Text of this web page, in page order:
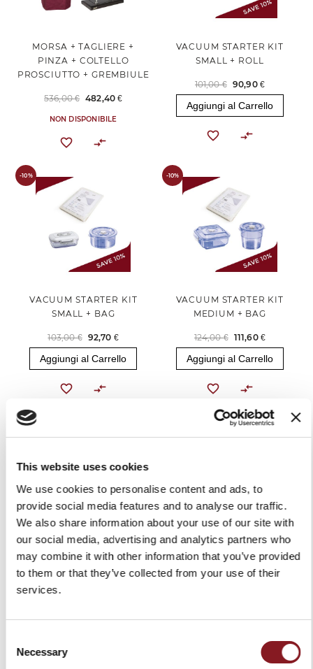
This website uses cookies
We use cookies to personalise content and ads, to
provide social media features and to analyse our traffic.
We also share information about your use of our site with
our social media, advertising and analytics partners who
may combine it with other information that you’ve provided
to them or that they’ve collected from your use of their
services.
Selection
Necessary
MORSA + TAGLIERE +
PINZA + COLTELLO
PROSCIUTTO + GREMBIULE
536,00 € 482,40 €
NON DISPONIBILE
VACUUM STARTER KIT
SMALL + ROLL
101,00 € 90,90 €
Aggiungi al Carrello
-10%
VACUUM STARTER KIT
SMALL + BAG
103,00 € 92,70 €
Aggiungi al Carrello
-10%
VACUUM STARTER KIT
MEDIUM + BAG
124,00 € 111,60 €
Aggiungi al Carrello
VACUUM STARTER KIT
MEDIUM + ROLL
119,00 €